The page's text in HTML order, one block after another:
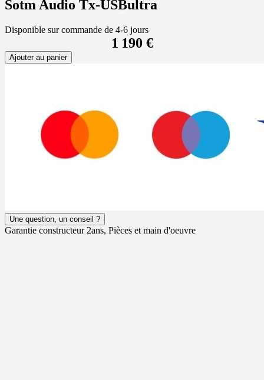
Sotm Audio Tx-USBultra
Disponible sur commande de 4-6 jours
1 190 €
Ajouter au panier
Une question, un conseil ?
Garantie constructeur 2ans, Pièces et main d'oeuvre